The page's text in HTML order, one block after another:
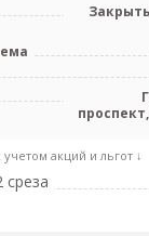
акций и льгот ↓